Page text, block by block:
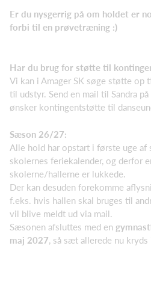
Er du nysgerrig på om holdet er
forbi til en prøvetræning :)
Har du brug for støtte til
Vi kan i Amager SK søge støtte op
til udstyr. Send en mail til Sandra på
ønsker kontingentstøtte til
Sæson 26/27:
Alle hold har opstart i første uge af
skolernes feriekalender, og derfor
skolerne/hallerne er lukkede.
Der kan desuden forekomme
f.eks. hvis hallen skal bruges til
vil blive meldt ud via mail.
Sæsonen afsluttes med en
maj 2027, så sæt allerede nu kryds